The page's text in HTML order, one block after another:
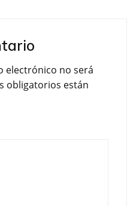
electrónico no será
obligatorios están